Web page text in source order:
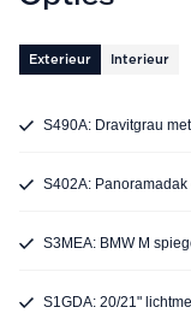
Exterieur Interieur
S490A: Dravitgrau
S402A: Panoramadak
S3MEA: BMW M
S1GDA: 20/21"